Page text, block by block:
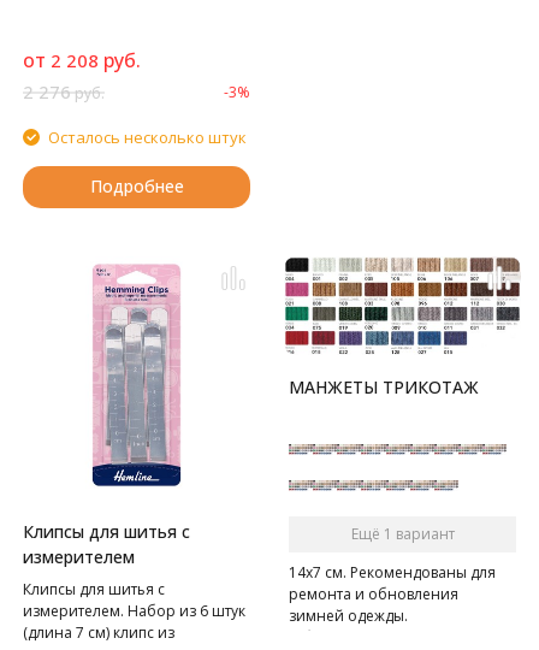
от 2 208 руб.
2 276руб. -3%
Осталось несколько штук
Подробнее
Клипсы для шитья с
измерителем
Клипсы для шитья с
измерителем. Набор из 6 штук
(длина 7 см) клипс из
МАНЖЕТЫ ТРИКОТАЖ
Ещё 1 вариант
14х7 см. Рекомендованы для
ремонта и обновления
зимней одежды.
В блистере 2 шт.